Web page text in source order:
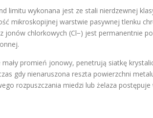
limitu wykonana jest ze stali nierdzewnej
mikroskopijnej warstwie pasywnej tlenku
jonów chlorkowych (Cl−) jest permanentnie
promień jonowy, penetrują siatkę
gdy nienaruszona reszta powierzchni
rozpuszczania miedzi lub żelaza postępuje